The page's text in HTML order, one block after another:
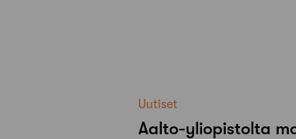
Uutiset
Aalto-​yliopistolta